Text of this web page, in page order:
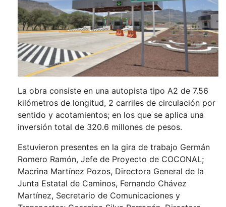
La obra consiste en una autopista tipo A2 de 7.56
kilómetros de longitud, 2 carriles de circulación por
sentido y acotamientos; en los que se aplica una
inversión total de 320.6 millones de pesos.
Estuvieron presentes en la gira de trabajo Germán
Romero Ramón, Jefe de Proyecto de COCONAL;
Macrina Martínez Pozos, Directora General de la
Junta Estatal de Caminos, Fernando Chávez
Martínez, Secretario de Comunicaciones y